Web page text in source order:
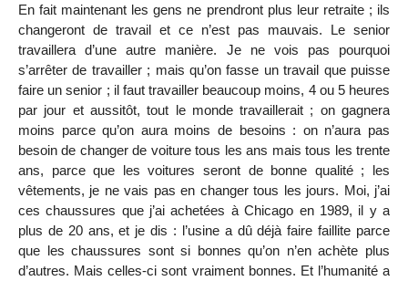
En fait maintenant les gens ne prendront plus leur retraite ; ils
changeront de travail et ce n’est pas mauvais. Le senior
travaillera d’une autre manière. Je ne vois pas pourquoi
s’arrêter de travailler ; mais qu’on fasse un travail que puisse
faire un senior ; il faut travailler beaucoup moins, 4 ou 5 heures
par jour et aussitôt, tout le monde travaillerait ; on gagnera
moins parce qu’on aura moins de besoins : on n’aura pas
besoin de changer de voiture tous les ans mais tous les trente
ans, parce que les voitures seront de bonne qualité ; les
vêtements, je ne vais pas en changer tous les jours. Moi, j’ai
ces chaussures que j’ai achetées à Chicago en 1989, il y a
plus de 20 ans, et je dis : l’usine a dû déjà faire faillite parce
que les chaussures sont si bonnes qu’on n’en achète plus
d’autres. Mais celles-ci sont vraiment bonnes. Et l’humanité a